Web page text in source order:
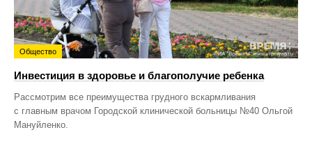
Общество
Инвестиция в здоровье и благополучие ребенка
Рассмотрим все преимущества грудного вскармливания
с главным врачом Городской клинической больницы №40 Ольгой
Мануйленко.